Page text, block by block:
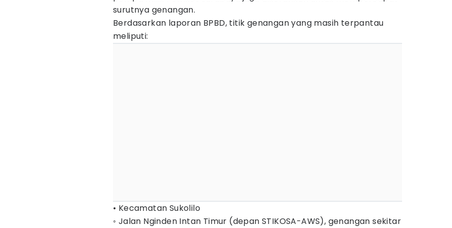
surutnya genangan.
Berdasarkan laporan BPBD, titik genangan yang masih terpantau
meliputi:
• Kecamatan Sukolilo
◦ Jalan Nginden Intan Timur (depan STIKOSA-AWS), genangan sekitar